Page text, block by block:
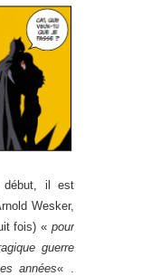
début, il est
Wesker,
fois) « pour
guerre
années« .